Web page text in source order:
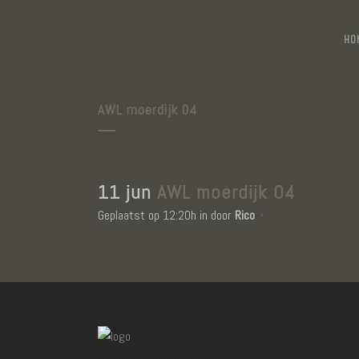
AWL moerdijk 04
11 jun AWL moerdijk 04
Geplaatst op 12:20h in door Rico